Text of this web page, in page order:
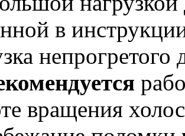
в
непрогретого
вращения